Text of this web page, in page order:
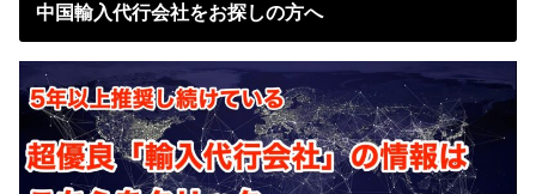
中国輸入代行会社をお探しの方へ